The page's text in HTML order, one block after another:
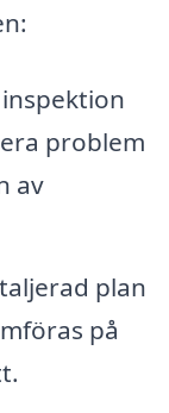
problem
av
plan
på